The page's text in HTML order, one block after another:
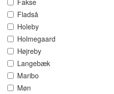
Fakse
Fladså
Holeby
Holmegaard
Højreby
Langebæk
Maribo
Møn